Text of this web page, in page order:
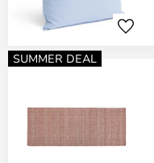
SUMMER DEAL